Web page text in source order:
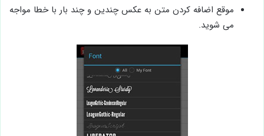
موقع اضافه کردن متن به عکس چندین و چند بار با خطا مواجه
می شوید.